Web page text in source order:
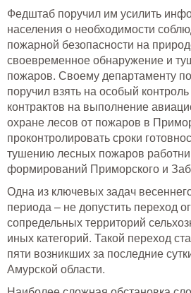
Лесовосстановление
Библиотека лесника
Снаряжение арбориста
GPS-навигация и рации
Оборудование для
хозяйства
Распродажа
Федштаб поручил им усилить
населения о необходимости
пожарной безопасности на
своевременное обнаружение и
пожаров. Своему департаменту
поручил взять на особый
контрактов на выполнение
охране лесов от пожаров в
проконтролировать сроки
тушению лесных пожаров
формирований Приморского и
Одна из ключевых задач
периода – не допустить переход
сопредельных территорий
иных категорий. Такой переход
пяти возникших за последние
Амурской области.